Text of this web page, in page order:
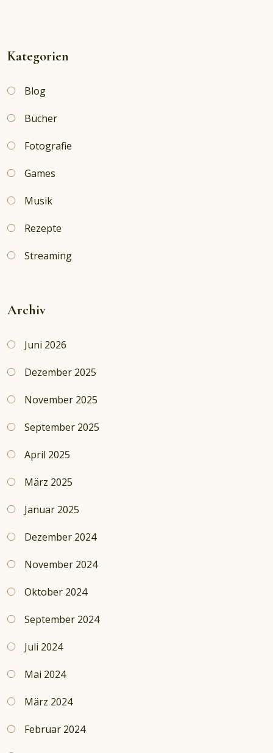
Kategorien
Blog
Bücher
Fotografie
Games
Musik
Rezepte
Streaming
Archiv
Juni 2026
Dezember 2025
November 2025
September 2025
April 2025
März 2025
Januar 2025
Dezember 2024
November 2024
Oktober 2024
September 2024
Juli 2024
Mai 2024
März 2024
Februar 2024